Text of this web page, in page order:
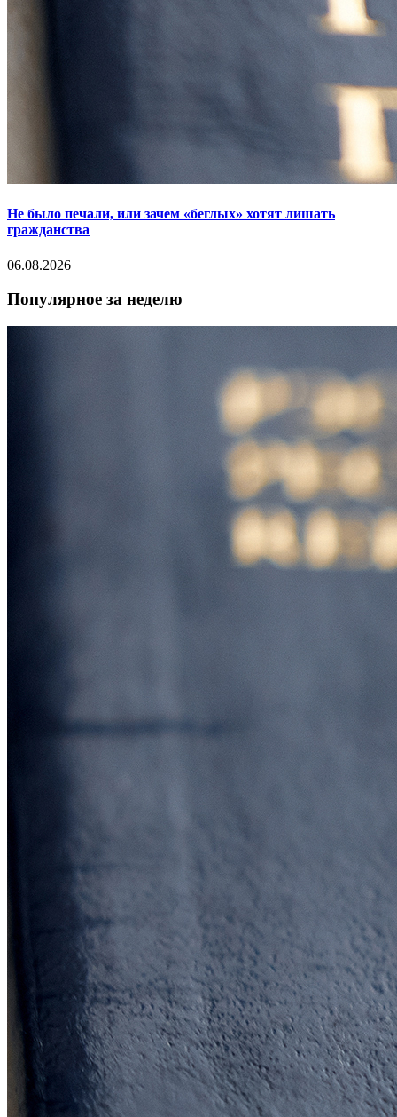
Не было печали, или зачем «беглых» хотят лишать
гражданства
06.08.2026
Популярное за неделю